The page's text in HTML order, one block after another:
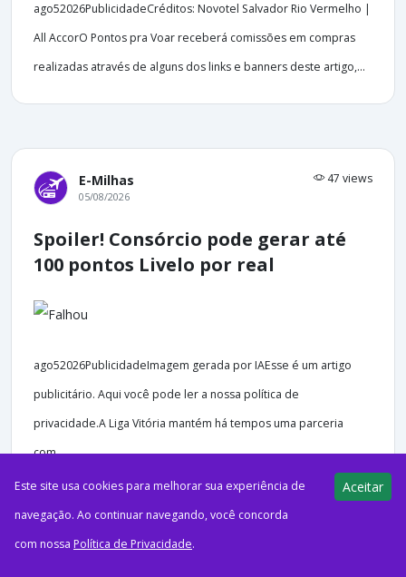
ago52026PublicidadeCréditos: Novotel Salvador Rio Vermelho |
All AccorO Pontos pra Voar receberá comissões em compras
realizadas através de alguns dos links e banners deste artigo,...
E-Milhas 47 views
05/08/2026
Spoiler! Consórcio pode gerar até
100 pontos Livelo por real
ago52026PublicidadeImagem gerada por IAEsse é um artigo
publicitário. Aqui você pode ler a nossa política de
privacidade.A Liga Vitória mantém há tempos uma parceria
com...
Este site usa cookies para melhorar sua experiência de
navegação. Ao continuar navegando, você concorda
com nossa Política de Privacidade.
Aceitar